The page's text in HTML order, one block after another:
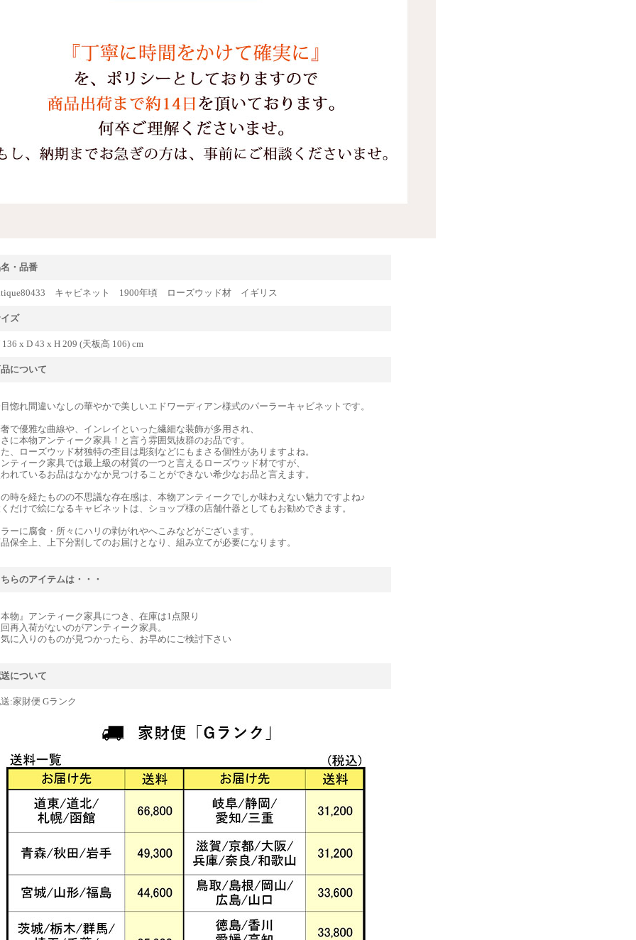
・品番
キャビネット 1900年頃 ローズウッド材 イギリス
ズ
136 x D 43 x H 209 (天板高 106) cm
について
惚れ間違いなしの華やかで美しいエドワーディアン様式のパーラーキャビネットです。
で優雅な曲線や、インレイといった繊細な装飾が多用され、
に本物アンティーク家具！と言う雰囲気抜群のお品です。
、ローズウッド材独特の杢目は彫刻などにもまさる個性がありますよね。
ティーク家具では最上級の材質の一つと言えるローズウッド材ですが、
れているお品はなかなか見つけることができない希少なお品と言えます。
時を経たものの不思議な存在感は、本物アンティークでしか味わえない魅力ですよね♪
だけで絵になるキャビネットは、ショップ様の店舗什器としてもお勧めできます。
ーに腐食・所々にハリの剥がれやへこみなどがございます。
保全上、上下分割してのお届けとなり、組み立てが必要になります。
らのアイテムは・・・
物』アンティーク家具につき、在庫は1点限り
再入荷がないのがアンティーク家具。
に入りのものが見つかったら、お早めにご検討下さい
について
:家財便 Gランク